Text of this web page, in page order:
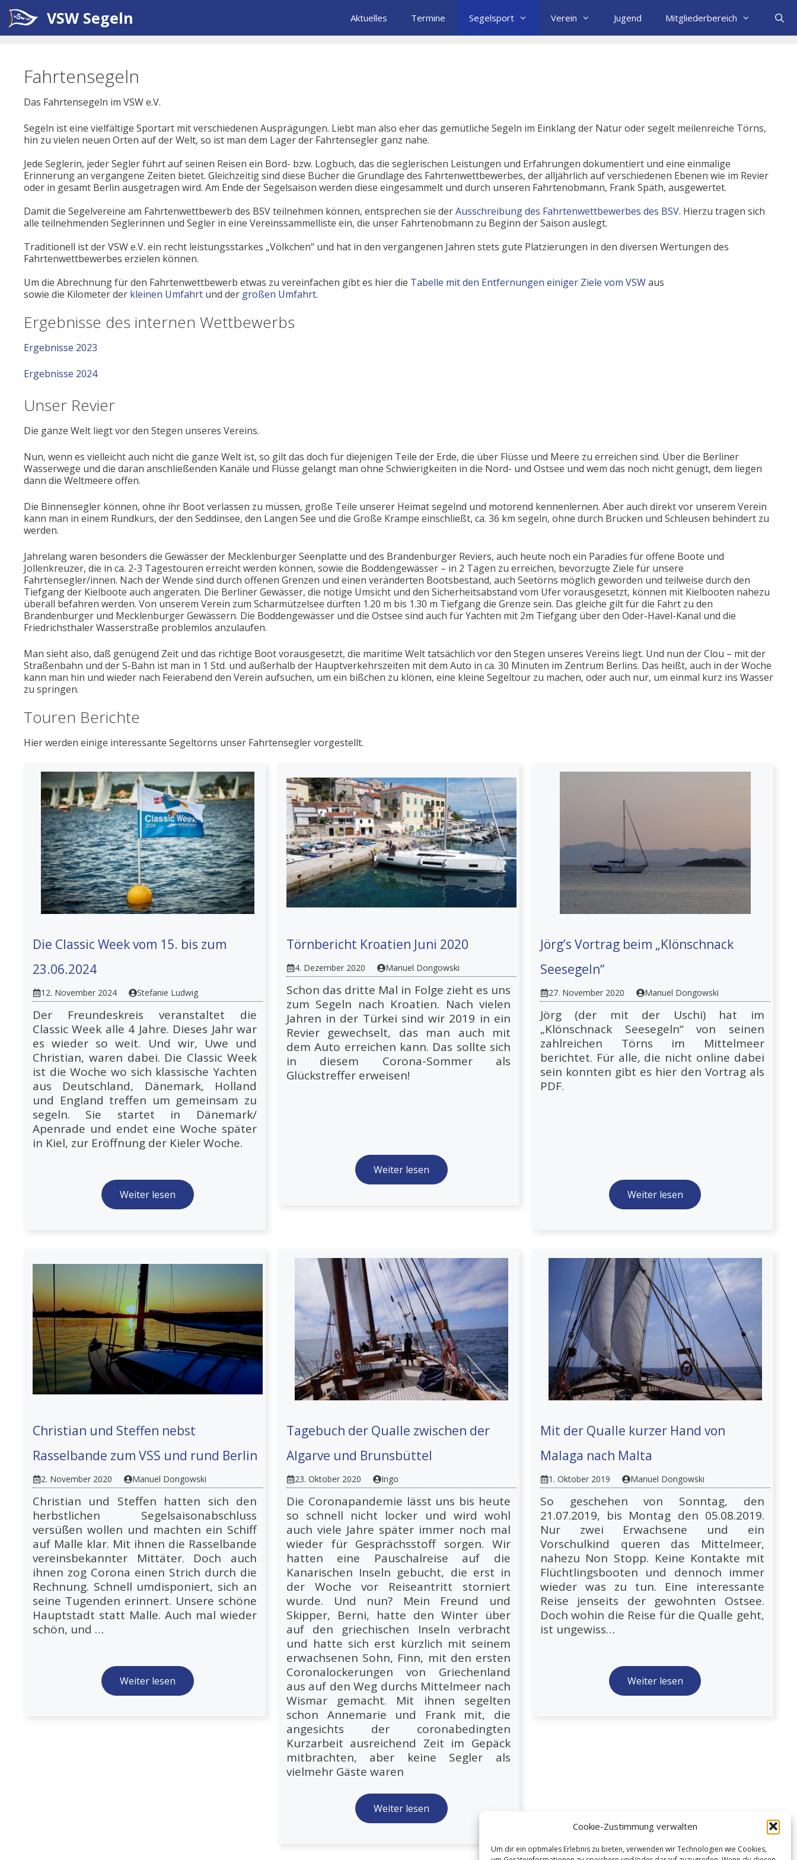
Cookie-Zustimmung verwalten
Um dir ein optimales Erlebnis zu bieten, verwenden wir Technologien wie Cookies,
Zum
Inhalt
springen
VSW Segeln Aktuelles Termine Segelsport Verein Jugend Mitgliederbereich
Fahrtensegeln
Das Fahrtensegeln im VSW e.V.
Segeln ist eine vielfältige Sportart mit verschiedenen Ausprägungen. Liebt man also eher das gemütliche Segeln im Einklang der Natur oder segelt meilenreiche Törns,
hin zu vielen neuen Orten auf der Welt, so ist man dem Lager der Fahrtensegler ganz nahe.
Jede Seglerin, jeder Segler führt auf seinen Reisen ein Bord- bzw. Logbuch, das die seglerischen Leistungen und Erfahrungen dokumentiert und eine einmalige
Erinnerung an vergangene Zeiten bietet. Gleichzeitig sind diese Bücher die Grundlage des Fahrtenwettbewerbes, der alljährlich auf verschiedenen Ebenen wie im Revier
oder in gesamt Berlin ausgetragen wird. Am Ende der Segelsaison werden diese eingesammelt und durch unseren Fahrtenobmann, Frank Späth, ausgewertet.
Damit die Segelvereine am Fahrtenwettbewerb des BSV teilnehmen können, entsprechen sie derAusschreibung des Fahrtenwettbewerbes des BSV. Hierzu tragen sich
alle teilnehmenden Seglerinnen und Segler in eine Vereinssammelliste ein, die unser Fahrtenobmann zu Beginn der Saison auslegt.
Traditionell ist der VSW e.V. ein recht leistungsstarkes „Völkchen“ und hat in den vergangenen Jahren stets gute Platzierungen in den diversen Wertungen des
Fahrtenwettbewerbes erzielen können.
Um die Abrechnung für den Fahrtenwettbewerb etwas zu vereinfachen gibt es hier die Tabelle mit den Entfernungen einiger Ziele vom VSWaus
sowie die Kilometer der kleinen Umfahrt und der großen Umfahrt.
Ergebnisse des internen Wettbewerbs
Ergebnisse 2023
Ergebnisse 2024
Unser Revier
Die ganze Welt liegt vor den Stegen unseres Vereins.
Nun, wenn es vielleicht auch nicht die ganze Welt ist, so gilt das doch für diejenigen Teile der Erde, die über Flüsse und Meere zu erreichen sind. Über die Berliner
Wasserwege und die daran anschließenden Kanäle und Flüsse gelangt man ohne Schwierigkeiten in die Nord- und Ostsee und wem das noch nicht genügt, dem liegen
dann die Weltmeere offen.
Die Binnensegler können, ohne ihr Boot verlassen zu müssen, große Teile unserer Heimat segelnd und motorend kennenlernen. Aber auch direkt vor unserem Verein
kann man in einem Rundkurs, der den Seddinsee, den Langen See und die Große Krampe einschließt, ca. 36 km segeln, ohne durch Brücken und Schleusen behindert zu
werden.
Jahrelang waren besonders die Gewässer der Mecklenburger Seenplatte und des Brandenburger Reviers, auch heute noch ein Paradies für offene Boote und
Jollenkreuzer, die in ca. 2-3 Tagestouren erreicht werden können, sowie die Boddengewässer – in 2 Tagen zu erreichen, bevorzugte Ziele für unsere
Fahrtensegler/innen. Nach der Wende sind durch offenen Grenzen und einen veränderten Bootsbestand, auch Seetörns möglich geworden und teilweise durch den
Tiefgang der Kielboote auch angeraten. Die Berliner Gewässer, die nötige Umsicht und den Sicherheitsabstand vom Ufer vorausgesetzt, können mit Kielbooten nahezu
überall befahren werden. Von unserem Verein zum Scharmützelsee dürften 1.20 m bis 1.30 m Tiefgang die Grenze sein. Das gleiche gilt für die Fahrt zu den
Brandenburger und Mecklenburger Gewässern. Die Boddengewässer und die Ostsee sind auch für Yachten mit 2m Tiefgang über den Oder-Havel-Kanal und die
Friedrichsthaler Wasserstraße problemlos anzulaufen.
Man sieht also, daß genügend Zeit und das richtige Boot vorausgesetzt, die maritime Welt tatsächlich vor den Stegen unseres Vereins liegt. Und nun der Clou – mit der
Straßenbahn und der S-Bahn ist man in 1 Std. und außerhalb der Hauptverkehrszeiten mit dem Auto in ca. 30 Minuten im Zentrum Berlins. Das heißt, auch in der Woche
kann man hin und wieder nach Feierabend den Verein aufsuchen, um ein bißchen zu klönen, eine kleine Segeltour zu machen, oder auch nur, um einmal kurz ins Wasser
zu springen.
Touren Berichte
Hier werden einige interessante Segeltörns unser Fahrtensegler vorgestellt.
Die Classic Week vom 15. bis zum
23.06.2024
12. November 2024 Stefanie Ludwig
Der Freundeskreis veranstaltet die
Classic Week alle 4 Jahre. Dieses Jahr war
es wieder so weit. Und wir, Uwe und
Christian, waren dabei. Die Classic Week
ist die Woche wo sich klassische Yachten
aus Deutschland, Dänemark, Holland
und England treffen um gemeinsam zu
segeln. Sie startet in Dänemark/
Apenrade und endet eine Woche später
in Kiel, zur Eröffnung der Kieler Woche.
Weiter lesen
Törnbericht Kroatien Juni 2020
4. Dezember 2020 Manuel Dongowski
Schon das dritte Mal in Folge zieht es uns
zum Segeln nach Kroatien. Nach vielen
Jahren in der Türkei sind wir 2019 in ein
Revier gewechselt, das man auch mit
dem Auto erreichen kann. Das sollte sich
in diesem Corona-Sommer als
Glückstreffer erweisen!
Weiter lesen
Jörg’s Vortrag beim „Klönschnack
Seesegeln“
27. November 2020 Manuel Dongowski
Jörg (der mit der Uschi) hat im
„Klönschnack Seesegeln“ von seinen
zahlreichen Törns im Mittelmeer
berichtet. Für alle, die nicht online dabei
sein konnten gibt es hier den Vortrag als
PDF.
Weiter lesen
Christian und Steffen nebst
Rasselbande zum VSS und rund Berlin
2. November 2020 Manuel Dongowski
Christian und Steffen hatten sich den
herbstlichen Segelsaisonabschluss
versüßen wollen und machten ein Schiff
auf Malle klar. Mit ihnen die Rasselbande
vereinsbekannter Mittäter. Doch auch
ihnen zog Corona einen Strich durch die
Rechnung. Schnell umdisponiert, sich an
seine Tugenden erinnert. Unsere schöne
Hauptstadt statt Malle. Auch mal wieder
schön, und …
Weiter lesen
Tagebuch der Qualle zwischen der
Algarve und Brunsbüttel
23. Oktober 2020 Ingo
Die Coronapandemie lässt uns bis heute
so schnell nicht locker und wird wohl
auch viele Jahre später immer noch mal
wieder für Gesprächsstoff sorgen. Wir
hatten eine Pauschalreise auf die
Kanarischen Inseln gebucht, die erst in
der Woche vor Reiseantritt storniert
wurde. Und nun? Mein Freund und
Skipper, Berni, hatte den Winter über
auf den griechischen Inseln verbracht
und hatte sich erst kürzlich mit seinem
erwachsenen Sohn, Finn, mit den ersten
Coronalockerungen von Griechenland
aus auf den Weg durchs Mittelmeer nach
Wismar gemacht. Mit ihnen segelten
schon Annemarie und Frank mit, die
angesichts der coronabedingten
Kurzarbeit ausreichend Zeit im Gepäck
mitbrachten, aber keine Segler als
vielmehr Gäste waren
Weiter lesen
Mit der Qualle kurzer Hand von
Malaga nach Malta
1. Oktober 2019 Manuel Dongowski
So geschehen von Sonntag, den
21.07.2019, bis Montag den 05.08.2019.
Nur zwei Erwachsene und ein
Vorschulkind queren das Mittelmeer,
nahezu Non Stopp. Keine Kontakte mit
Flüchtlingsbooten und dennoch immer
wieder was zu tun. Eine interessante
Reise jenseits der gewohnten Ostsee.
Doch wohin die Reise für die Qualle geht,
ist ungewiss…
Weiter lesen